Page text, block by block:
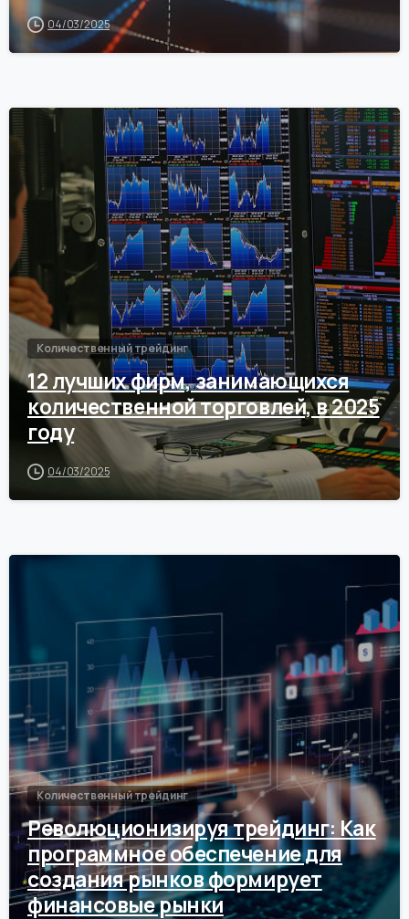
04/03/2025
0
Количественный трейдинг
12 лучших фирм, занимающихся
количественной торговлей, в 2025
году
04/03/2025
0
Количественный трейдинг
Революционизируя трейдинг: Как
программное обеспечение для
создания рынков формирует
финансовые рынки